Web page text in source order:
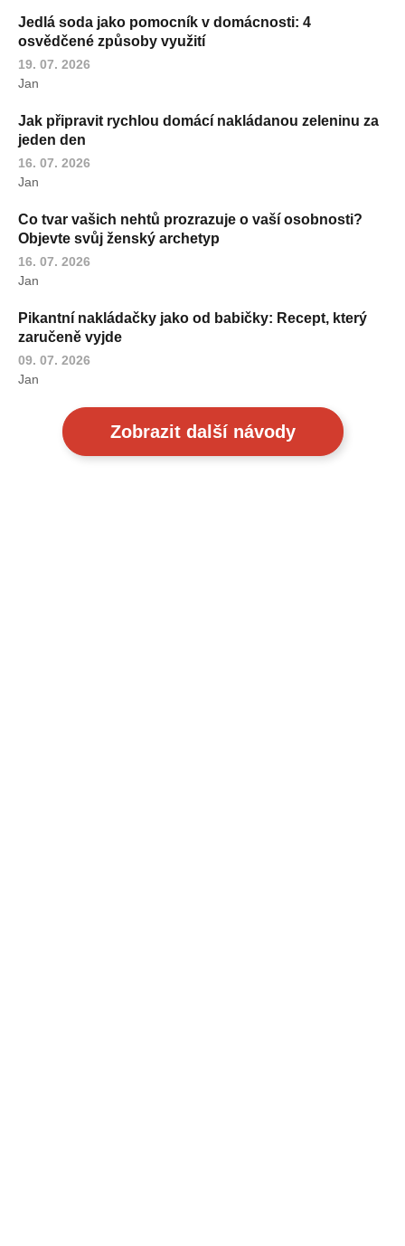
Jedlá soda jako pomocník v domácnosti: 4
osvědčené způsoby využití
19. 07. 2026
Jan
Jak připravit rychlou domácí nakládanou zeleninu za
jeden den
16. 07. 2026
Jan
Co tvar vašich nehtů prozrazuje o vaší osobnosti?
Objevte svůj ženský archetyp
16. 07. 2026
Jan
Pikantní nakládačky jako od babičky: Recept, který
zaručeně vyjde
09. 07. 2026
Jan
Zobrazit další návody